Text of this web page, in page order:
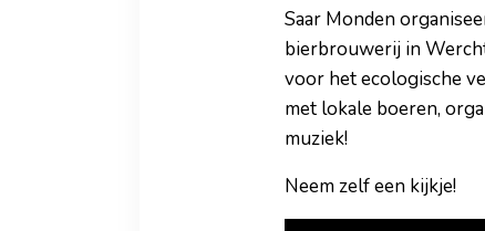
Saar Monden
bierbrouwerij in
voor het ecologische
met lokale boeren,
muziek!
Neem zelf een kijkje!